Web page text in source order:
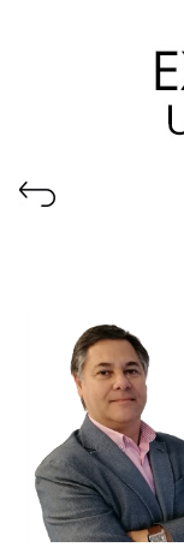
Feira
Serviços para o
Sustentável
21 a 23 março de
10h - 19h